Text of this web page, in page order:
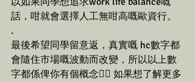
話，咁就會選擇人工無咁高嘅歐資行。
.
最後希望同學留意返，真實嘅 hc數字都
會隨住市場嘅波動而改變，所以以上數
字都係俾你有個概念✍🏼 如果想了解更多